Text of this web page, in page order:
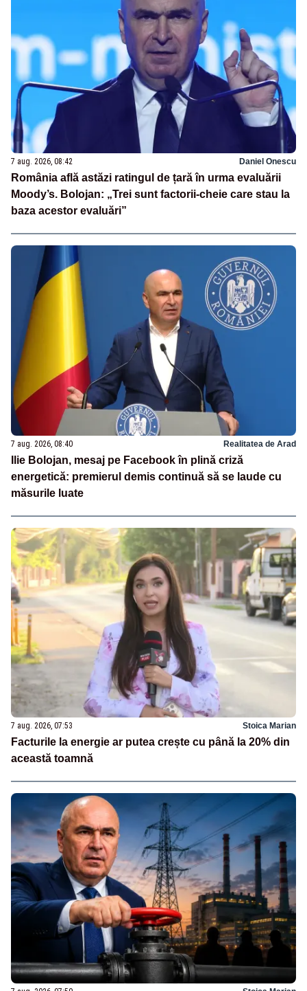
7 aug. 2026, 08:42 Daniel Onescu
România află astăzi ratingul de țară în urma evaluării
Moody’s. Bolojan: „Trei sunt factorii-cheie care stau la
baza acestor evaluări”
7 aug. 2026, 08:40 Realitatea de Arad
Ilie Bolojan, mesaj pe Facebook în plină criză
energetică: premierul demis continuă să se laude cu
măsurile luate
7 aug. 2026, 07:53 Stoica Marian
Facturile la energie ar putea crește cu până la 20% din
această toamnă